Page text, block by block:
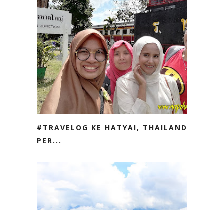
#TRAVELOG KE HATYAI, THAILAND |
PER...